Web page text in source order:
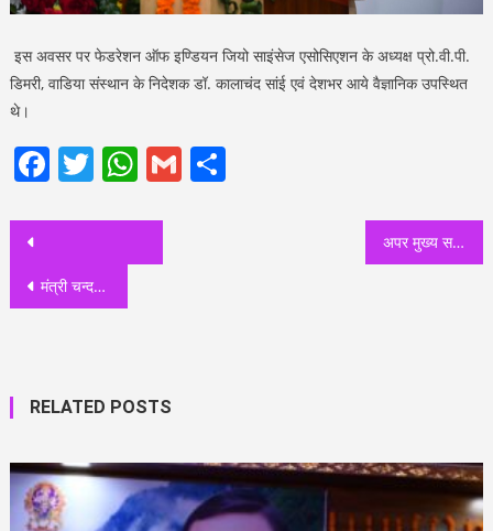
इस अवसर पर फेडरेशन ऑफ इण्डियन जियो साइंसेज एसोसिएशन के अध्यक्ष प्रो.वी.पी.
डिमरी, वाडिया संस्थान के निदेशक डॉ. कालाचंद सांई एवं देशभर आये वैज्ञानिक उपस्थित
थे।
Facebook
Twitter
WhatsApp
GmailShare
Post
navigation
मंत्री चन्दन राम दास ने समाज कल्याण विभाग की समीक्षा बैठक में अनुपस्थित अधिकारियों पर सख्त कार्यवाही की दी चेतावनी, विभागीय बजट की धनराशि के दुरूपयोग पर भी जताई नाराज़गी
अपर मुख्य सचिव वित्त आनन्दवर्धन ने ली राज्य स्तरीय बैंकर्स समिति की 83वीं बैठक
RELATED POSTS